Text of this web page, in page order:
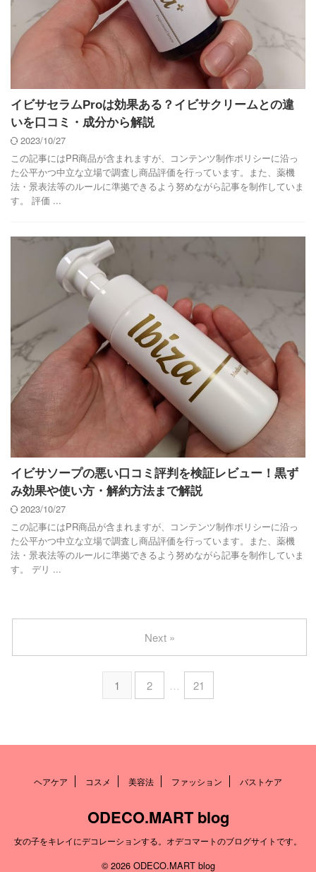
イビサセラムProは効果ある？イビサクリームとの違
いを口コミ・成分から解説
2023/10/27
この記事にはPR商品が含まれますが、コンテンツ制作ポリシーに沿っ
た公平かつ中立な立場で調査し商品評価を行っています。また、薬機
法・景表法等のルールに準拠できるよう努めながら記事を制作していま
す。 評価 ...
イビサソープの悪い口コミ評判を検証レビュー！黒ず
み効果や使い方・解約方法まで解説
2023/10/27
この記事にはPR商品が含まれますが、コンテンツ制作ポリシーに沿っ
た公平かつ中立な立場で調査し商品評価を行っています。また、薬機
法・景表法等のルールに準拠できるよう努めながら記事を制作していま
す。 デリ ...
1 2 … 21
Next »
ヘアケア コスメ 美容法 ファッション バストケア
ODECO.MART blog
女の子をキレイにデコレーションする。オデコマートのブログサイトです。
© 2026 ODECO.MART blog